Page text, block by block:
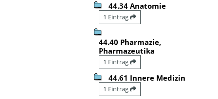
44.34 Anatomie
1 Eintrag
44.40 Pharmazie,
Pharmazeutika
1 Eintrag
44.61 Innere Medizin
1 Eintrag